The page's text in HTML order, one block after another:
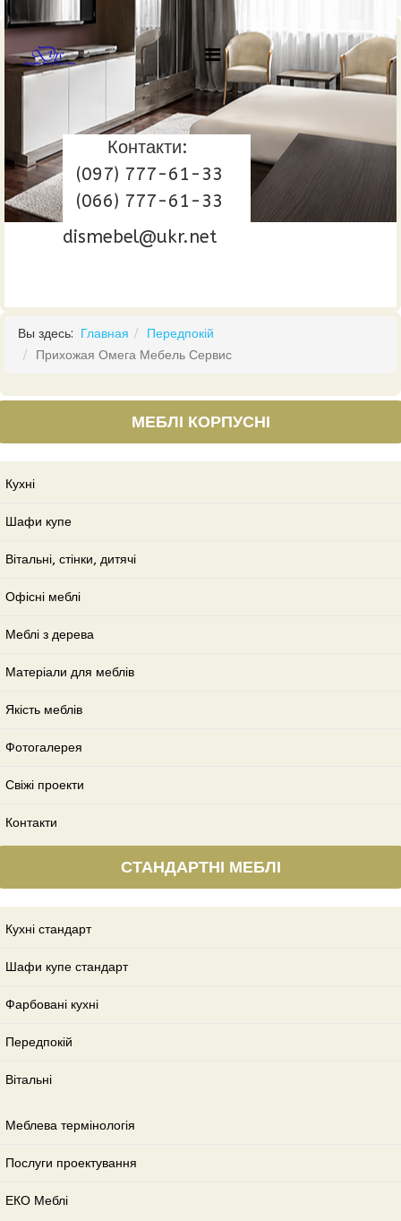
Контакти:
(097) 777-61-33
(066) 777-61-33
dismebel@ukr.net
Вы здесь: Главная
Передпокій
Прихожая Омега Мебель Сервис
МЕБЛІ КОРПУСНІ
Кухні
Шафи купе
Вітальні, стінки, дитячі
Офісні меблі
Меблі з дерева
Матеріали для меблів
Якість меблів
Фотогалерея
Свіжі проекти
Контакти
СТАНДАРТНІ МЕБЛІ
Кухні стандарт
Шафи купе стандарт
Фарбовані кухні
Передпокій
Вітальні
Меблева термінологія
Послуги проектування
ЕКО Меблі